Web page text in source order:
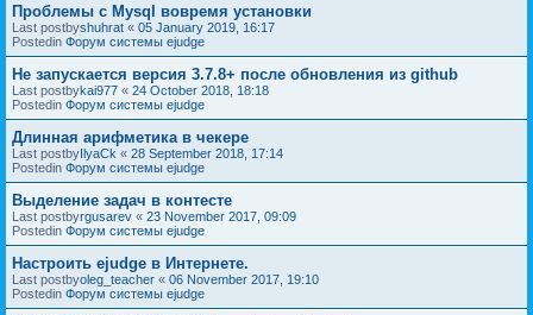
Проблемы с Mysql вовремя установки
Last postbyshuhrat « 05 January 2019, 16:17
Postedin Форум системы ejudge
Не запускается версия 3.7.8+ после обновления из github
Last postbykai977 « 24 October 2018, 18:18
Postedin Форум системы ejudge
Длинная арифметика в чекере
Last postbyIlyaCk « 28 September 2018, 17:14
Postedin Форум системы ejudge
Выделение задач в контесте
Last postbyrgusarev « 23 November 2017, 09:09
Postedin Форум системы ejudge
Настроить ejudge в Интернете.
Last postbyoleg_teacher « 06 November 2017, 19:10
Postedin Форум системы ejudge